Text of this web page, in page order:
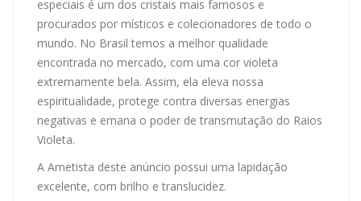
especiais é um dos cristais mais famosos e
procurados por místicos e colecionadores de todo o
mundo. No Brasil temos a melhor qualidade
encontrada no mercado, com uma cor violeta
extremamente bela. Assim, ela eleva nossa
espiritualidade, protege contra diversas energias
negativas e emana o poder de transmutação do Raios
Violeta.
A Ametista deste anúncio possui uma lapidação
excelente, com brilho e translucidez.